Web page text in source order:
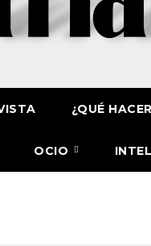
¿QUÉ
OCIO